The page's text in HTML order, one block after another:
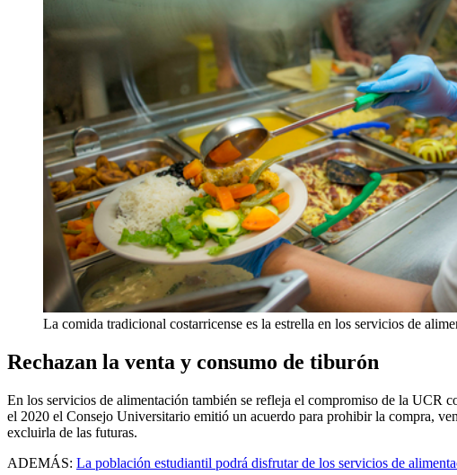
La comida tradicional costarricense es la estrella en los servicios de
Rechazan la venta y consumo de tiburón
En los servicios de alimentación también se refleja el compromiso de la UCR
el 2020 el Consejo Universitario emitió un acuerdo para prohibir la compra,
excluirla de las futuras.
ADEMÁS: La población estudiantil podrá disfrutar de los servicios de